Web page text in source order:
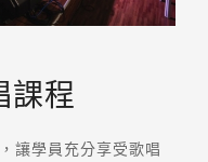
課程
讓學員充分享受歌唱